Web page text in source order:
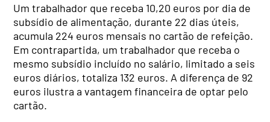
Um trabalhador que receba 10,20 euros por dia de
subsídio de alimentação, durante 22 dias úteis,
acumula 224 euros mensais no cartão de refeição.
Em contrapartida, um trabalhador que receba o
mesmo subsídio incluído no salário, limitado a seis
euros diários, totaliza 132 euros. A diferença de 92
euros ilustra a vantagem financeira de optar pelo
cartão.